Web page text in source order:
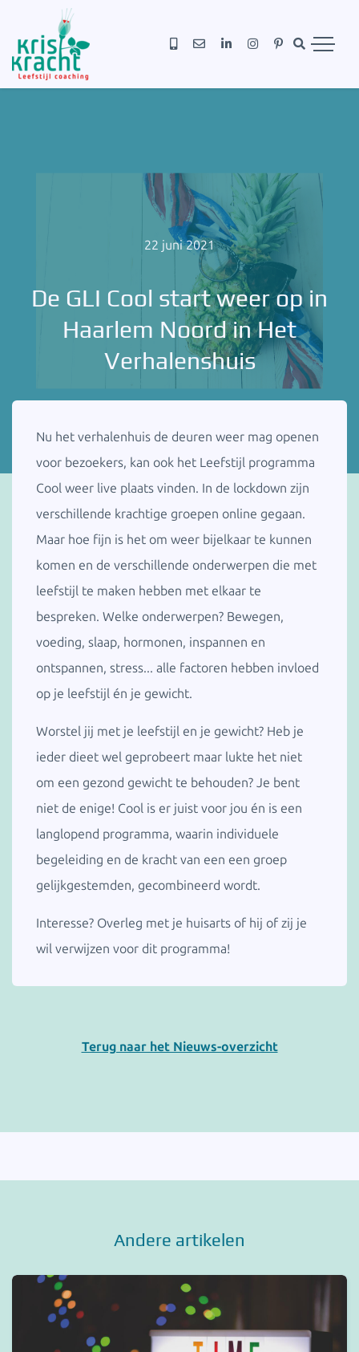
22 juni 2021
De GLI Cool start weer op in
Haarlem Noord in Het
Verhalenshuis
Nu het verhalenhuis de deuren weer mag openen
voor bezoekers, kan ook het Leefstijl programma
Cool weer live plaats vinden. In de lockdown zijn
verschillende krachtige groepen online gegaan.
Maar hoe fijn is het om weer bijelkaar te kunnen
komen en de verschillende onderwerpen die met
leefstijl te maken hebben met elkaar te
bespreken. Welke onderwerpen? Bewegen,
voeding, slaap, hormonen, inspannen en
ontspannen, stress... alle factoren hebben invloed
op je leefstijl én je gewicht.
Worstel jij met je leefstijl en je gewicht? Heb je
ieder dieet wel geprobeert maar lukte het niet
om een gezond gewicht te behouden? Je bent
niet de enige! Cool is er juist voor jou én is een
langlopend programma, waarin individuele
begeleiding en de kracht van een een groep
gelijkgestemden, gecombineerd wordt.
Interesse? Overleg met je huisarts of hij of zij je
wil verwijzen voor dit programma!
Terug naar het Nieuws-overzicht
Andere artikelen